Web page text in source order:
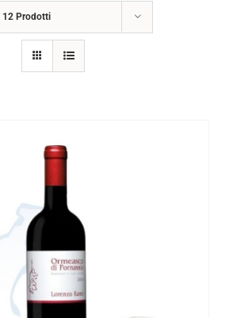
12 Prodotti